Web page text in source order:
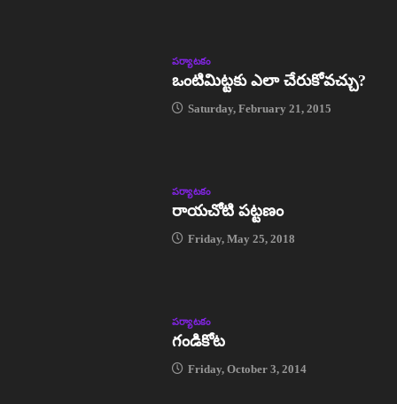
పర్యాటకం
ఒంటిమిట్టకు ఎలా చేరుకోవచ్చు?
Saturday, February 21, 2015
పర్యాటకం
రాయచోటి పట్టణం
Friday, May 25, 2018
పర్యాటకం
గండికోట
Friday, October 3, 2014